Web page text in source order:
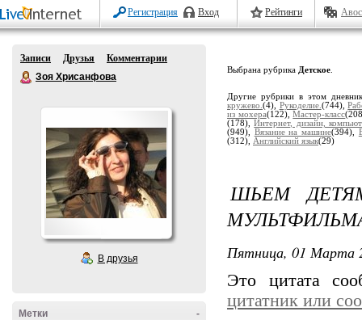
Регистрация Вход Рейтинги
Записи Друзья
Комментарии
Зоя Хрисанфова
В друзья
-
Метки
Выбрана рубрика Детское
Другие рубрики в этом
кружево. (4), Рукоделие. (744),
из мохера(122),Мастер-класс
(178),Интернет, дизайн,
(949), Вязание на машине(394),
(312), Английский язык(29)
ШЬЕМ
Пятница, 01 Марта
Это цитата
цитатник или